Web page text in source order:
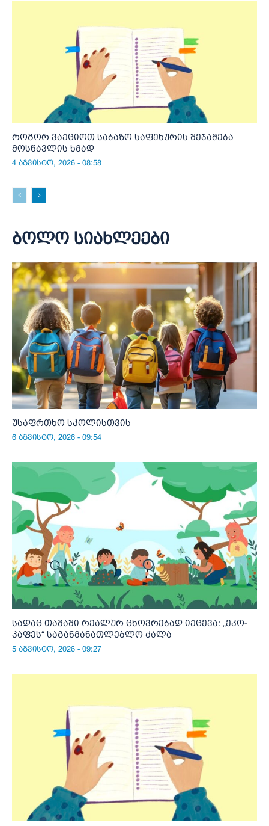
როგორ ვაქციოთ საბაზო საფეხურის შეჯამება
მოსწავლის ხმად
4 აგვისტო, 2026 - 08:58
ბოლო სიახლეები
უსაფრთხო სკოლისთვის
6 აგვისტო, 2026 - 09:54
სადაც თამაში რეალურ ცხოვრებად იქცევა: „ეკო-
კაფეს“ საგანმანათლებლო ძალა
5 აგვისტო, 2026 - 09:27